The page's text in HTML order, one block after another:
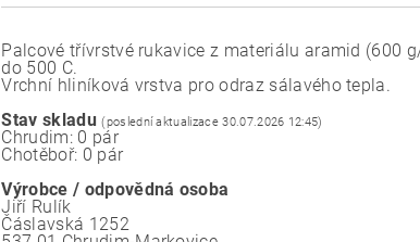
Palcové třívrstvé rukavice z materiálu aramid (600
do 500 C.
Vrchní hliníková vrstva pro odraz sálavého tepla.
Stav skladu (poslední aktualizace 30.07.2026 12:45)
Chrudim: 0 pár
Chotěboř: 0 pár
Výrobce / odpovědná osoba
Jiří Rulík
Čáslavská 1252